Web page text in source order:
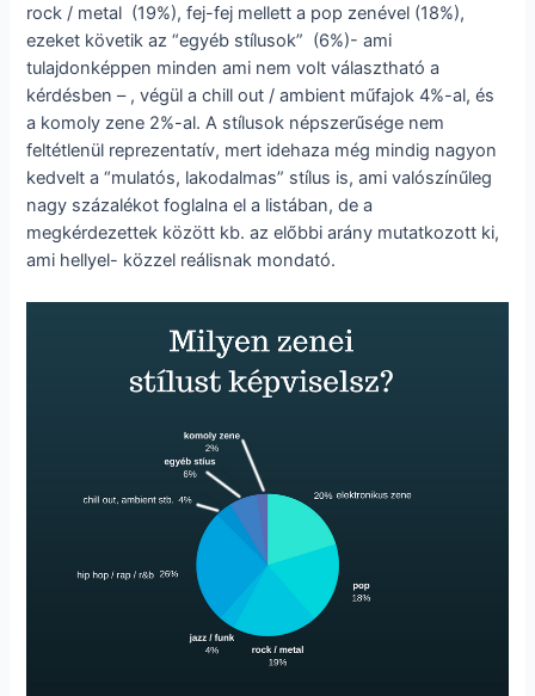
rock / metal (19%), fej-fej mellett a pop zenével (18%),
ezeket követik az “egyéb stílusok” (6%)- ami
tulajdonképpen minden ami nem volt választható a
kérdésben – , végül a chill out / ambient műfajok 4%-al, és
a komoly zene 2%-al. A stílusok népszerűsége nem
feltétlenül reprezentatív, mert idehaza még mindig nagyon
kedvelt a “mulatós, lakodalmas” stílus is, ami valószínűleg
nagy százalékot foglalna el a listában, de a
megkérdezettek között kb. az előbbi arány mutatkozott ki,
ami hellyel- közzel reálisnak mondató.